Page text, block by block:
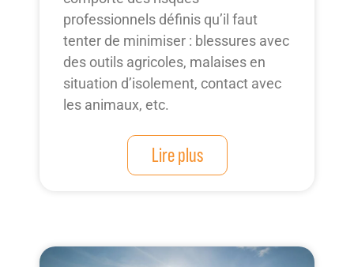
professionnels définis qu’il faut
tenter de minimiser : blessures avec
des outils agricoles, malaises en
situation d’isolement, contact avec
les animaux, etc.
Lire plus